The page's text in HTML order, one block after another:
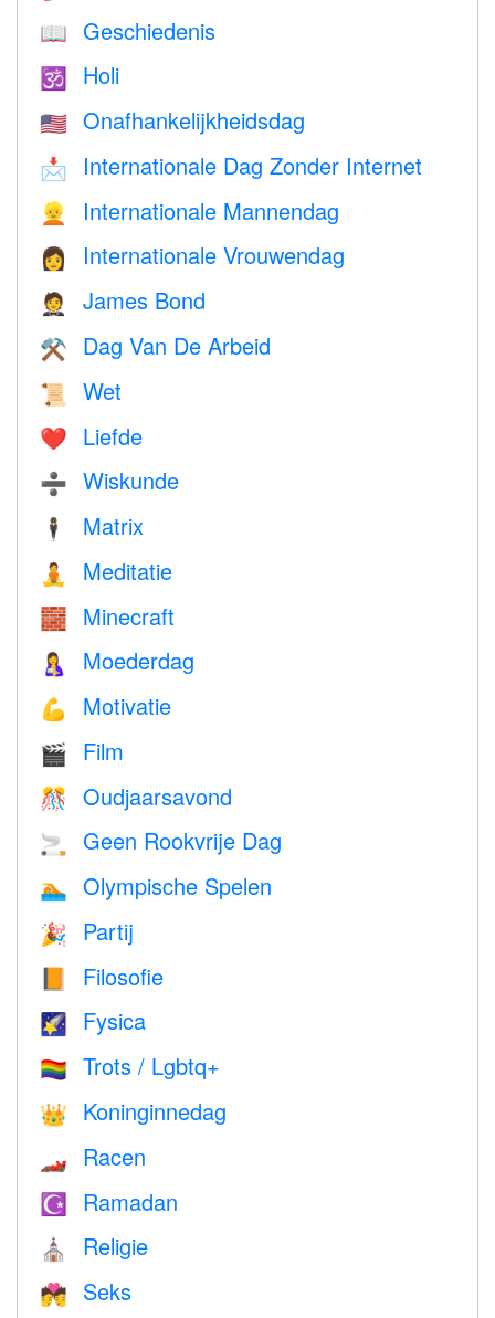
📖 Geschiedenis
🕉 Holi
🇺🇸 Onafhankelijkheidsdag
📩 Internationale Dag Zonder Internet
👱 Internationale Mannendag
👩 Internationale Vrouwendag
🤵 James Bond
⚒️ Dag Van De Arbeid
📜 Wet
❤️️ Liefde
➗ Wiskunde
🕴️ Matrix
🧘 Meditatie
🧱 Minecraft
🤱 Moederdag
💪 Motivatie
🎬 Film
🎊 Oudjaarsavond
🚬 Geen Rookvrije Dag
🏊 Olympische Spelen
🎉 Partij
Filosofie
🌠 Fysica
🏳️‍🌈 Trots / Lgbtq+
👑 Koninginnedag
🏎 Racen
☪️ Ramadan
⛪️ Religie
💏 Seks